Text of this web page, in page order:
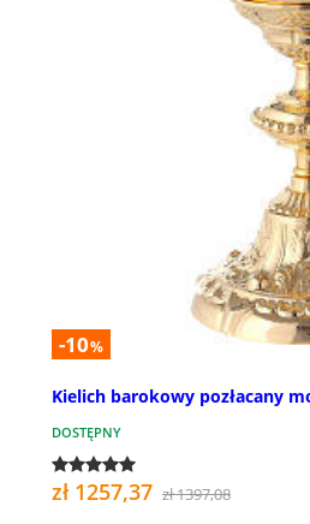
-10%
Kielich barokowy pozłacany
DOSTĘPNY
zł 1257,37 zł 1397,08